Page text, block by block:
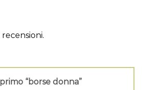
“borse donna”